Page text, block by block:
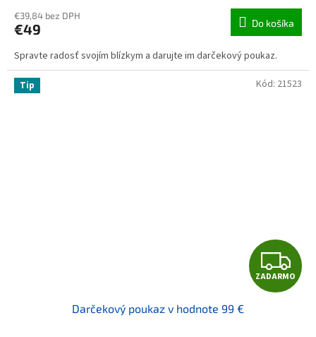
€39,84 bez DPH
€49 Do košíka
Spravte radosť svojím blízkym a darujte im darčekový poukaz.
Tip
ZADARMO
Darčekový poukaz v hodnote 99 €
Kód: 21523